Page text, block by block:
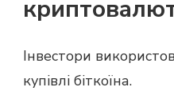
Інвестори
купівлі біткоїна.